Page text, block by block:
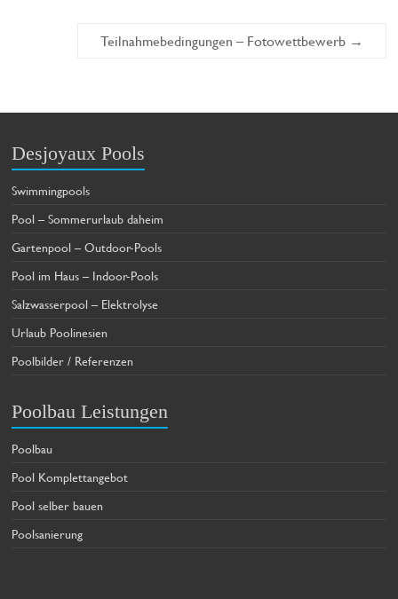
Teilnahmebedingungen – Fotowettbewerb →
Desjoyaux Pools
Swimmingpools
Pool – Sommerurlaub daheim
Gartenpool – Outdoor-Pools
Pool im Haus – Indoor-Pools
Salzwasserpool – Elektrolyse
Urlaub Poolinesien
Poolbilder / Referenzen
Poolbau Leistungen
Poolbau
Pool Komplettangebot
Pool selber bauen
Poolsanierung